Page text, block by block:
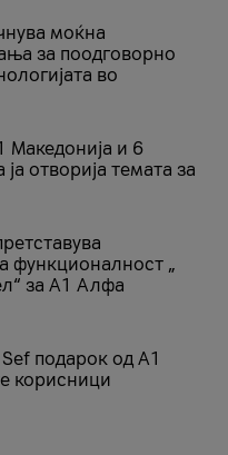
моќна
за поодговорно
во
Македонија и 6
отворија темата за
функционалност „
за А1 Алфа
подарок од А1
корисници